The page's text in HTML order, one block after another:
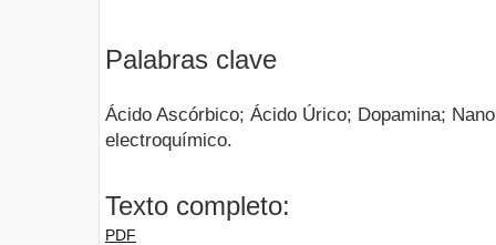
Palabras clave
Ácido Ascórbico; Ácido Úrico; Dopamina;
electroquímico.
Texto completo:
PDF